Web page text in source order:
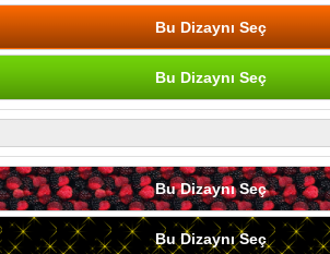
Bu Dizaynı Seç
Bu Dizaynı Seç
Bu Dizaynı Seç
Bu Dizaynı Seç